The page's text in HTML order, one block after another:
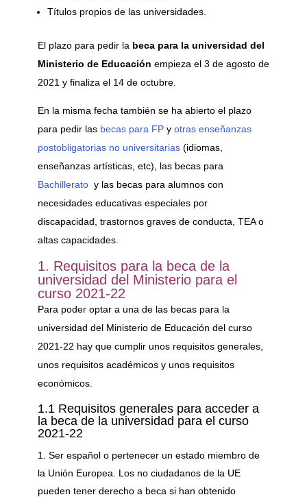
Títulos propios de las universidades.
El plazo para pedir la beca para la universidad del
Ministerio de Educación empieza el 3 de agosto de
2021 y finaliza el 14 de octubre.
En la misma fecha también se ha abierto el plazo
para pedir las becas para FP y otras enseñanzas
postobligatorias no universitarias(idiomas,
enseñanzas artísticas, etc), las becas para
Bachillerato y las becas para alumnos con
necesidades educativas especiales por
discapacidad, trastornos graves de conducta, TEA o
altas capacidades.
1. Requisitos para la beca de la
universidad del Ministerio para el
curso 2021-22
Para poder optar a una de las becas para la
universidad del Ministerio de Educación del curso
2021-22 hay que cumplir unos requisitos generales,
unos requisitos académicos y unos requisitos
económicos.
1.1 Requisitos generales para acceder a
la beca de la universidad para el curso
2021-22
Ser español o pertenecer un estado miembro de
la Unión Europea. Los no ciudadanos de la UE
pueden tener derecho a beca si han obtenido